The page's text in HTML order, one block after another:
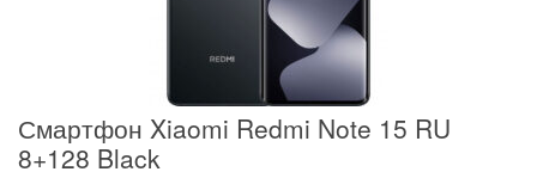
Смартфон Xiaomi Redmi Note 15 RU
8+128 Black